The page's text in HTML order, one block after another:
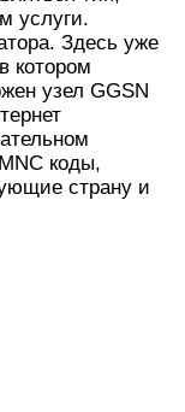
услуги.
Здесь уже
котором
узел GGSN
коды,
страну и